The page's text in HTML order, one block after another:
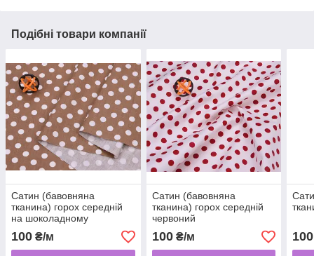
Подібні товари компанії
Сатин (бавовняна
тканина) горох середній
на шоколадному
100 ₴/м
Сатин (бавовняна
тканина) горох середній
червоний
100₴/м 100